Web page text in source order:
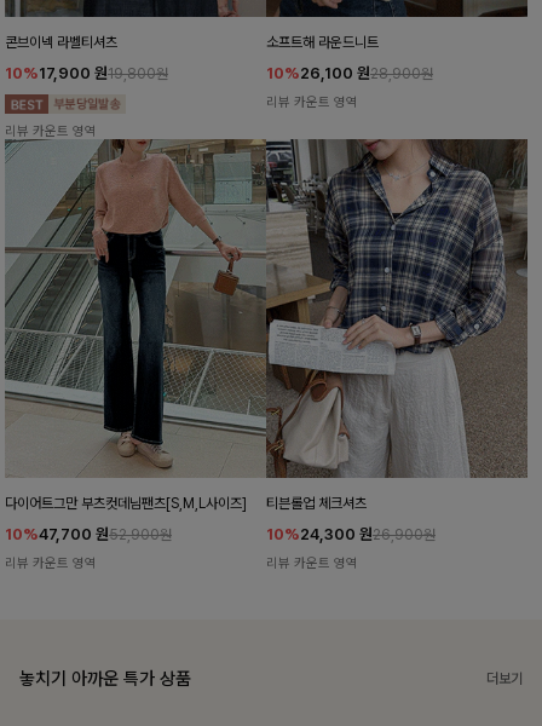
콘브이넥 라벨티셔츠
10%17,900 원19,800원
리뷰 카운트 영역
소프트해 라운드니트
10%26,100 원28,900원
리뷰 카운트 영역
다이어트그만 부츠컷데님팬츠[S,M,L사이즈]
10%47,700 원52,900원
리뷰 카운트 영역
티븐롤업 체크셔츠
10%24,300 원26,900원
리뷰 카운트 영역
놓치기 아까운 특가 상품 더보기